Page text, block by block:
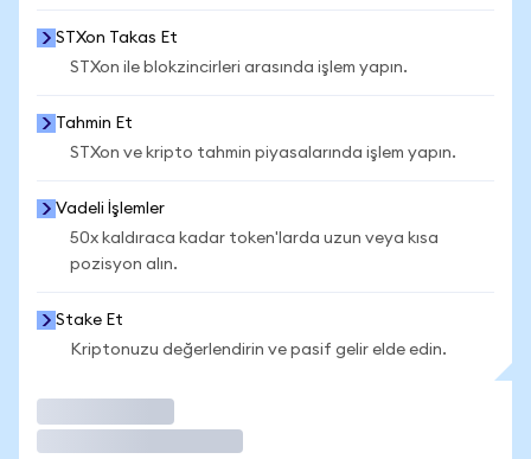
STXon Takas Et
STXon ile blokzincirleri arasında işlem yapın.
Tahmin Et
STXon ve kripto tahmin piyasalarında işlem yapın.
Vadeli İşlemler
50x kaldıraca kadar token'larda uzun veya kısa
pozisyon alın.
Stake Et
Kriptonuzu değerlendirin ve pasif gelir elde edin.